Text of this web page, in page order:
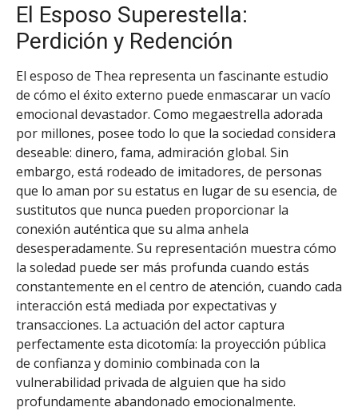
El Esposo Superestella:
Perdición y Redención
El esposo de Thea representa un fascinante estudio
de cómo el éxito externo puede enmascarar un vacío
emocional devastador. Como megaestrella adorada
por millones, posee todo lo que la sociedad considera
deseable: dinero, fama, admiración global. Sin
embargo, está rodeado de imitadores, de personas
que lo aman por su estatus en lugar de su esencia, de
sustitutos que nunca pueden proporcionar la
conexión auténtica que su alma anhela
desesperadamente. Su representación muestra cómo
la soledad puede ser más profunda cuando estás
constantemente en el centro de atención, cuando cada
interacción está mediada por expectativas y
transacciones. La actuación del actor captura
perfectamente esta dicotomía: la proyección pública
de confianza y dominio combinada con la
vulnerabilidad privada de alguien que ha sido
profundamente abandonado emocionalmente.